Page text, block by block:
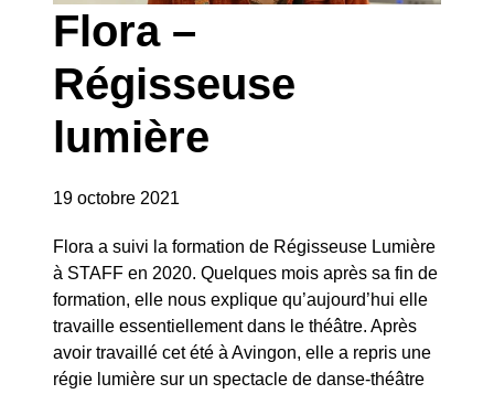
Flora –
Régisseuse
lumière
19 octobre 2021
Flora a suivi la formation de Régisseuse Lumière
à STAFF en 2020. Quelques mois après sa fin de
formation, elle nous explique qu’aujourd’hui elle
travaille essentiellement dans le théâtre. Après
avoir travaillé cet été à Avingon, elle a repris une
régie lumière sur un spectacle de danse-théâtre